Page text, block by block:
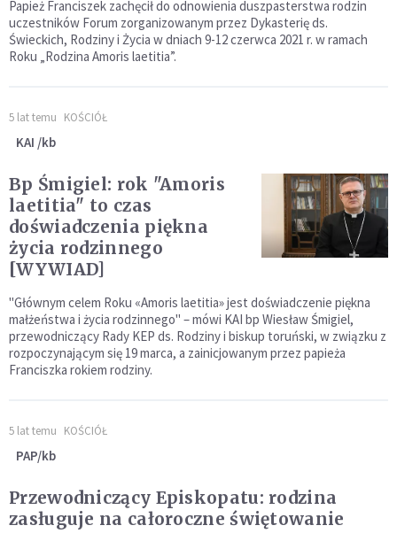
Papież Franciszek zachęcił do odnowienia duszpasterstwa rodzin
uczestników Forum zorganizowanym przez Dykasterię ds.
Świeckich, Rodziny i Życia w dniach 9-12 czerwca 2021 r. w ramach
Roku „Rodzina Amoris laetitia”.
5 lat temu KOŚCIÓŁ
KAI /kb
Bp Śmigiel: rok "Amoris
laetitia" to czas
doświadczenia piękna
życia rodzinnego
[WYWIAD]
"Głównym celem Roku «Amoris laetitia» jest doświadczenie piękna
małżeństwa i życia rodzinnego" – mówi KAI bp Wiesław Śmigiel,
przewodniczący Rady KEP ds. Rodziny i biskup toruński, w związku z
rozpoczynającym się 19 marca, a zainicjowanym przez papieża
Franciszka rokiem rodziny.
5 lat temu KOŚCIÓŁ
PAP/kb
Przewodniczący Episkopatu: rodzina
zasługuje na całoroczne świętowanie